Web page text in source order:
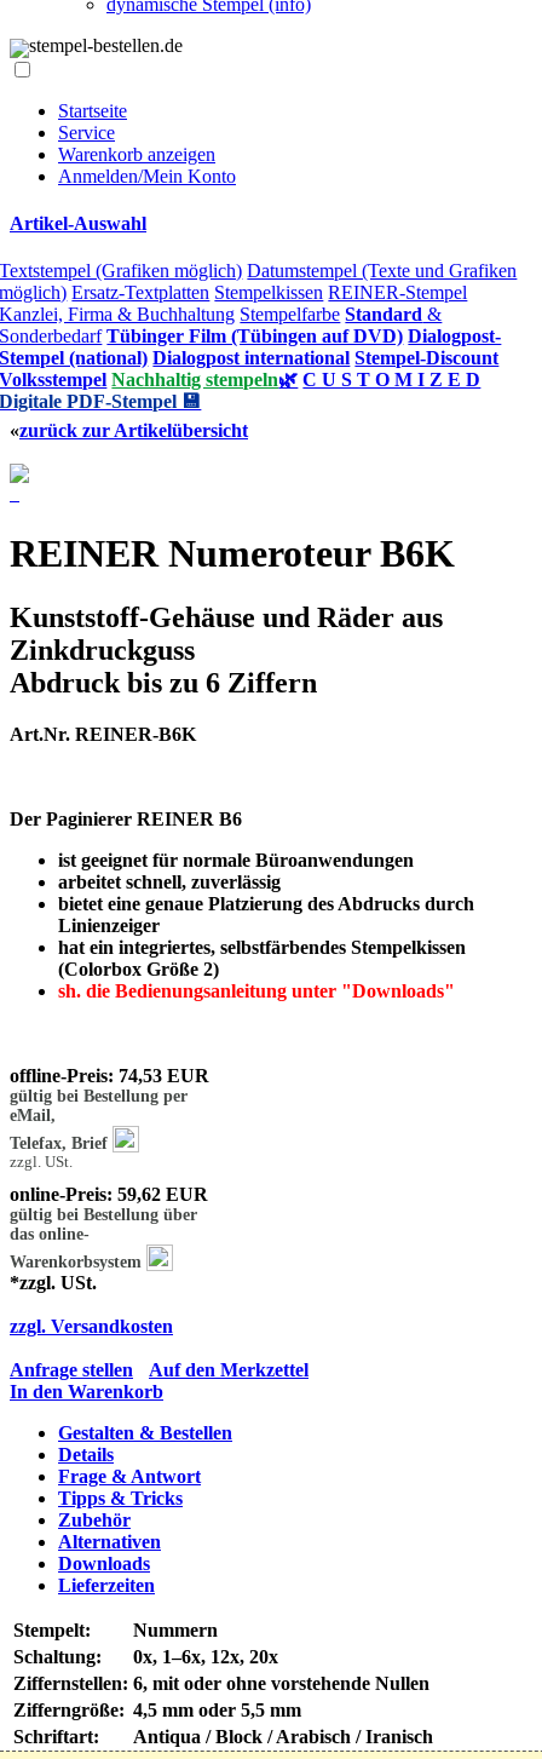
dynamische Stempel (info)
stempel-bestellen.de
Startseite
Service
Warenkorb anzeigen
Anmelden/Mein Konto
Artikel-Auswahl
Textstempel (Grafiken möglich) Datumstempel (Texte und Grafiken
möglich) Ersatz-Textplatten Stempelkissen REINER-Stempel
Kanzlei, Firma & Buchhaltung Stempelfarbe Standard &
Sonderbedarf Tübinger Film (Tübingen auf DVD) Dialogpost-
Stempel (national) Dialogpost international Stempel-Discount
Volksstempel Nachhaltig stempeln🌿 C U S T O M I Z E D
Digitale PDF-Stempel 💾
«zurück zur Artikelübersicht
REINER Numeroteur B6K
Kunststoff-Gehäuse und Räder aus
Zinkdruckguss
Abdruck bis zu 6 Ziffern
Art.Nr. REINER-B6K
Der Paginierer REINER B6
ist geeignet für normale Büroanwendungen
arbeitet schnell, zuverlässig
bietet eine genaue Platzierung des Abdrucks durch
Linienzeiger
hat ein integriertes, selbstfärbendes Stempelkissen
(Colorbox Größe 2)
sh. die Bedienungsanleitung unter "Downloads"
offline-Preis: 74,53 EUR
gültig bei Bestellung per
eMail,
Telefax, Brief
zzgl. USt.
online-Preis: 59,62 EUR
gültig bei Bestellung über
das online-
Warenkorbsystem
*zzgl. USt.
zzgl. Versandkosten
Anfrage stellen
Auf den Merkzettel
In den Warenkorb
Gestalten & Bestellen
Details
Frage & Antwort
Tipps & Tricks
Zubehör
Alternativen
Downloads
Lieferzeiten
Stempelt:
Nummern
Schaltung:
0x, 1–6x, 12x, 20x
Ziffernstellen: 6, mit oder ohne vorstehende Nullen
Zifferngröße: 4,5 mm oder 5,5 mm
Schriftart:
Antiqua / Block / Arabisch / Iranisch